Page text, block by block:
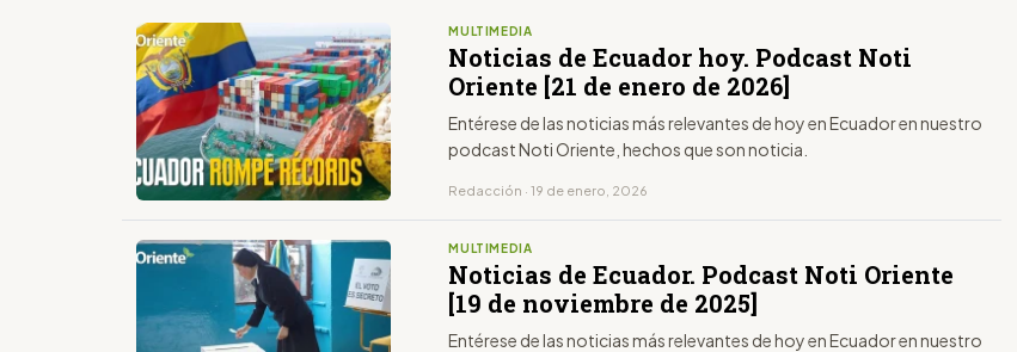
MULTIMEDIA
Noticias de Ecuador hoy. Podcast Noti
Oriente [21 de enero de 2026]
Entérese de las noticias más relevantes de hoy en Ecuador en nuestro
podcast Noti Oriente, hechos que son noticia.
Redacción · 19 de enero, 2026
MULTIMEDIA
Noticias de Ecuador. Podcast Noti Oriente
[19 de noviembre de 2025]
Entérese de las noticias más relevantes de hoy en Ecuador en nuestro